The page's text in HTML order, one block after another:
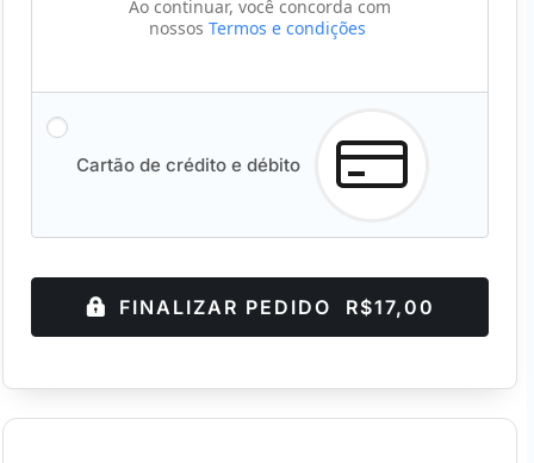
Ao continuar, você concorda com
nossos Termos e condições
Cartão de crédito e débito
FINALIZAR PEDIDO R$17,00